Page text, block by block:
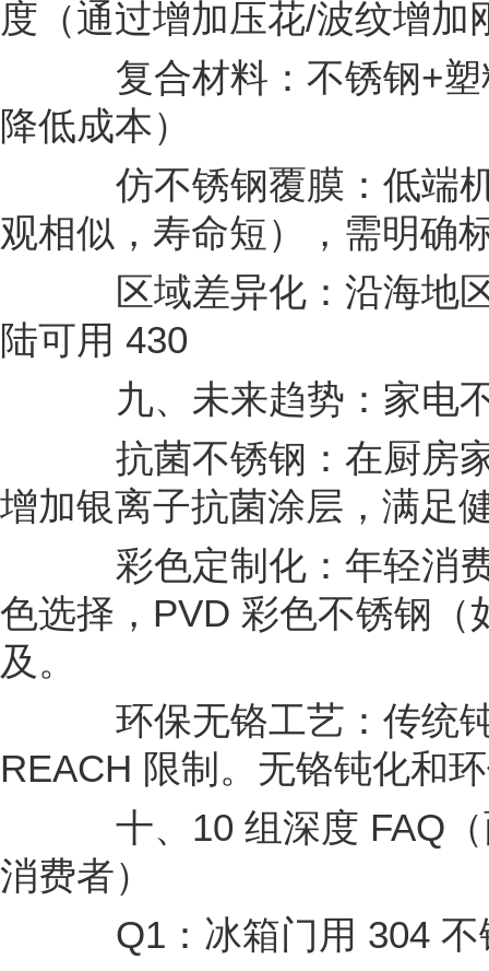
度（通过增加压花/波纹增加
复合材料：不锈钢+塑
降低成本）
仿不锈钢覆膜：低端机
观相似，寿命短），需明确
区域差异化：沿海地区
陆可用 430
九、未来趋势：家电不
抗菌不锈钢：在厨房家
增加银离子抗菌涂层，满足
彩色定制化：年轻消费
色选择，PVD 彩色不锈钢
及。
环保无铬工艺：传统钝
REACH 限制。无铬钝化和
十、10 组深度 FAQ（
消费者）
Q1：冰箱门用 304 不